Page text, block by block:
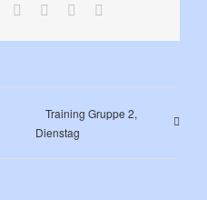
LinkedIn
TumblrPinterest
Training Gruppe 2,
Dienstag